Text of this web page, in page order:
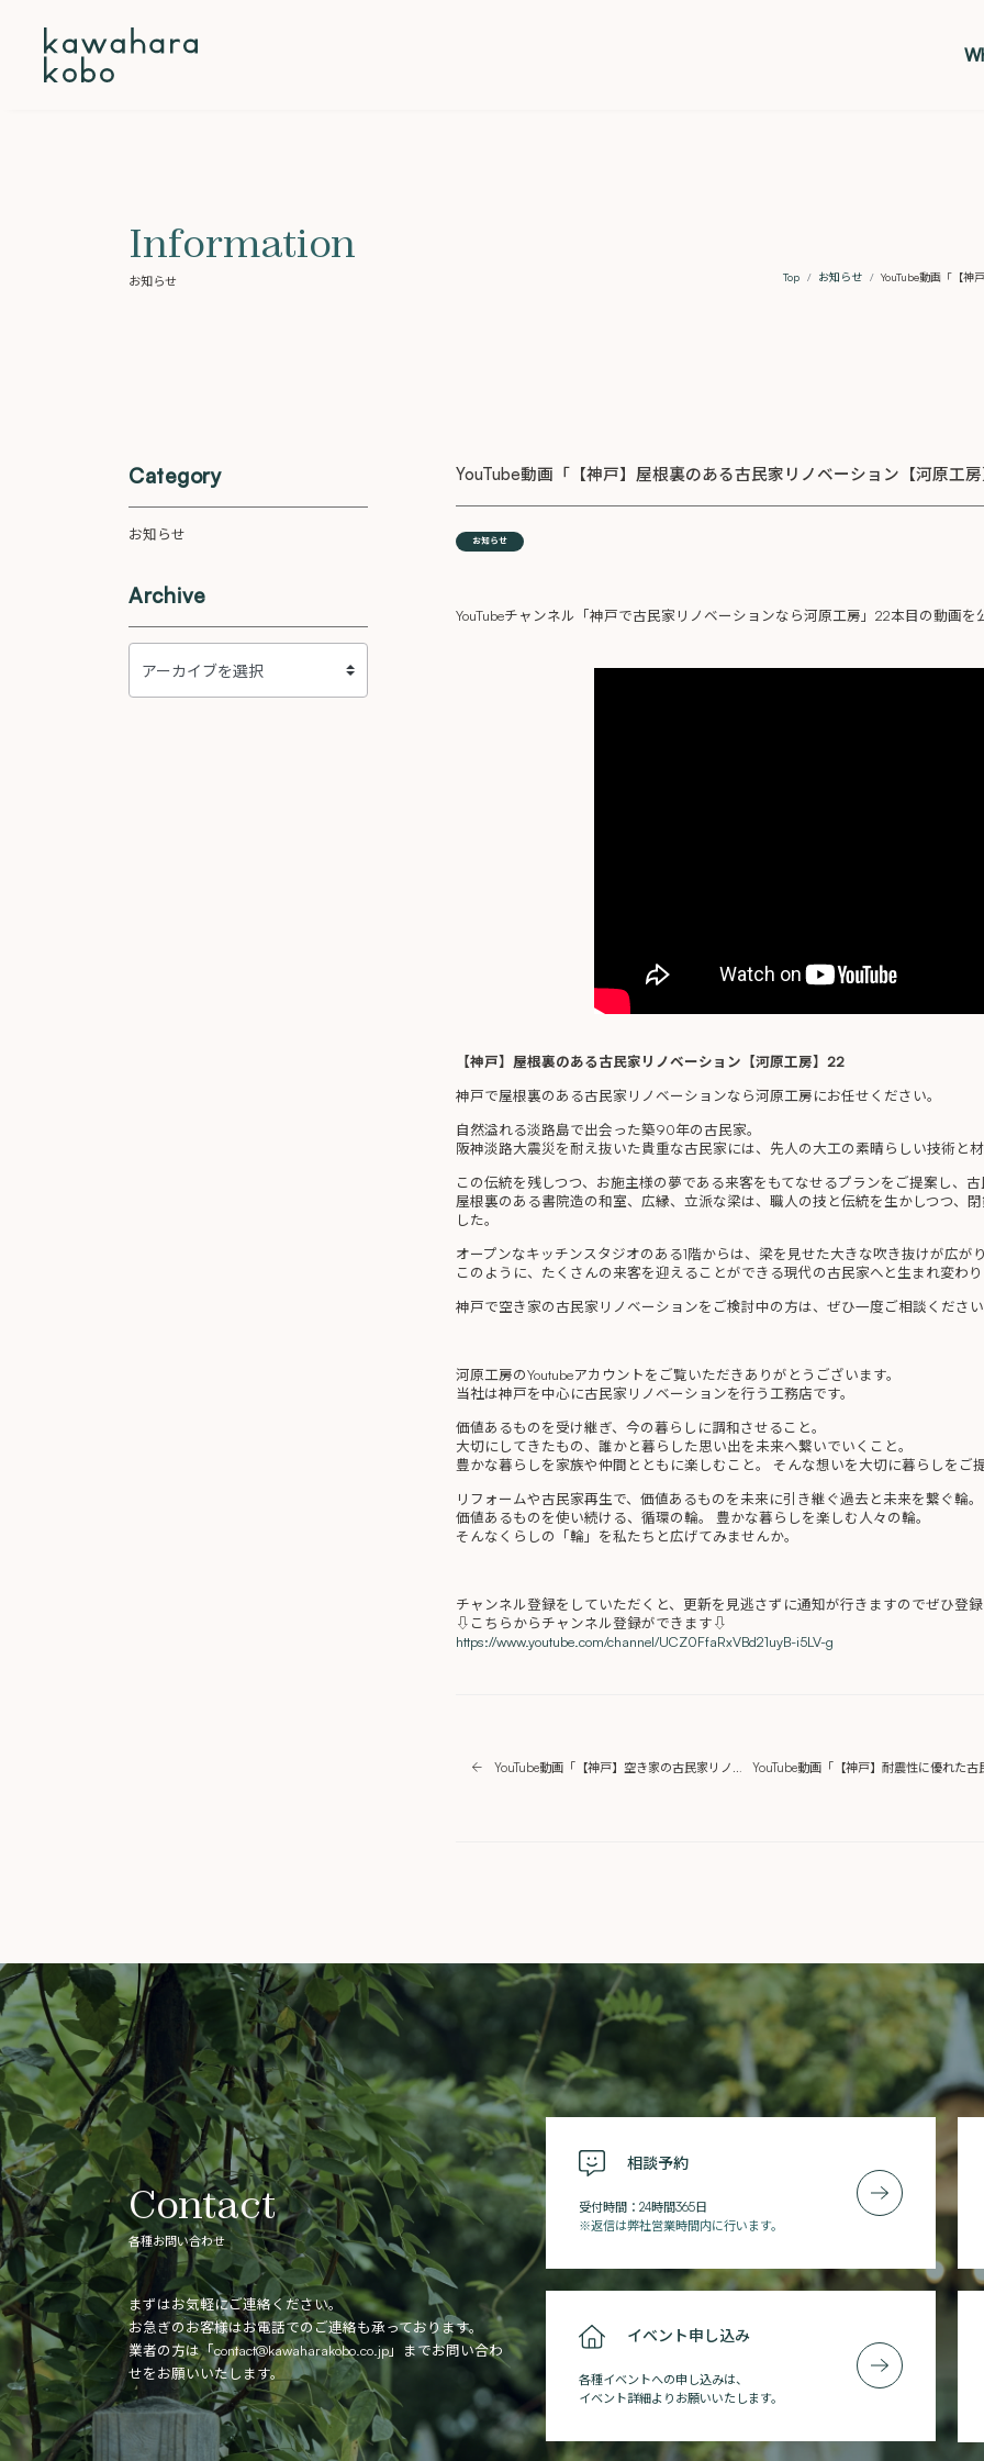
Information
お知らせ Top お知らせ YouTube動画「【神
YouTube動画「【神戸】屋根裏のある古民家リノベーション【河原工房
お知らせ
YouTubeチャンネル「神戸で古民家リノベーションなら河原工房」22本目の動画を
【神戸】屋根裏のある古民家リノベーション【河原工房】22
神戸で屋根裏のある古民家リノベーションなら河原工房にお任せください。
自然溢れる淡路島で出会った築90年の古民家。
阪神淡路大震災を耐え抜いた貴重な古民家には、先人の大工の素晴らしい技術と
この伝統を残しつつ、お施主様の夢である来客をもてなせるプランをご提案し、古
屋根裏のある書院造の和室、広縁、立派な梁は、職人の技と伝統を生かしつつ、
した。
オープンなキッチンスタジオのある1階からは、梁を見せた大きな吹き抜けが広が
このように、たくさんの来客を迎えることができる現代の古民家へと生まれ変わり
神戸で空き家の古民家リノベーションをご検討中の方は、ぜひ一度ご相談ください
河原工房のYoutubeアカウントをご覧いただきありがとうございます。
当社は神戸を中心に古民家リノベーションを行う工務店です。
価値あるものを受け継ぎ、今の暮らしに調和させること。
大切にしてきたもの、誰かと暮らした思い出を未来へ繋いでいくこと。
豊かな暮らしを家族や仲間とともに楽しむこと。 そんな想いを大切に暮らしをご
リフォームや古民家再生で、価値あるものを未来に引き継ぐ過去と未来を繋ぐ輪。
価値あるものを使い続ける、循環の輪。 豊かな暮らしを楽しむ人々の輪。
そんなくらしの「輪」を私たちと広げてみませんか。
チャンネル登録をしていただくと、更新を見逃さずに通知が行きますのでぜひ登録
⇩こちらからチャンネル登録ができます⇩
https://www.youtube.com/channel/UCZ0FfaRxVBd21uyB-i5LV-g
YouTube動画「【神戸】空き家の古民家リノベーション【河原工房】21」を公開しました。
Category
お知らせ
Archive
Contact
各種お問い合わせ
まずはお気軽にご連絡ください。
お急ぎのお客様はお電話でのご連絡も承っております。
業者の方は「contact@kawaharakobo.co.jp」までお問い合わ
せをお願いいたします。
相談予約
受付時間：24時間365日
※返信は弊社営業時間内に行います。
イベント申し込み
各種イベントへの申し込みは、
イベント詳細よりお願いいたします。